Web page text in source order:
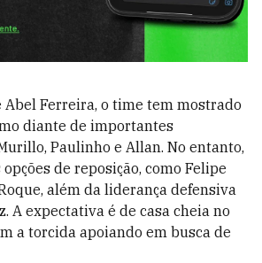
Abel Ferreira, o time tem mostrado
diante de importantes
Paulinho e Allan. No entanto,
de reposição, como Felipe
além da liderança defensiva
A expectativa é de casa cheia no
a torcida apoiando em busca de